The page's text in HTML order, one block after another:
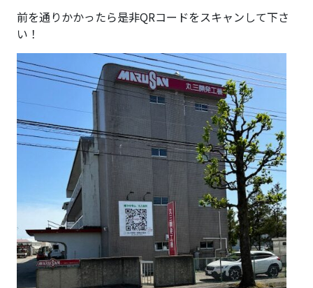
前を通りかかったら是非QRコードをスキャンして下さ
い！